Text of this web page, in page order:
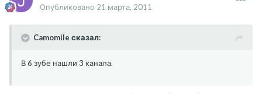
Опубликовано 21 марта, 2011
Camomile сказал:
В 6 зубе нашли 3 канала.